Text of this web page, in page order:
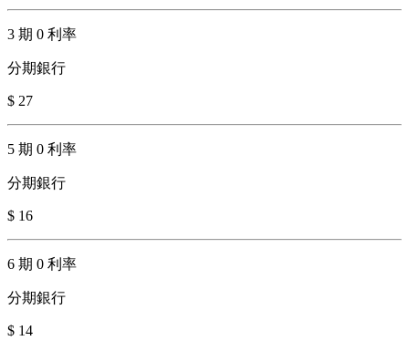
3 期 0 利率
分期銀行
$ 27
5 期 0 利率
分期銀行
$ 16
6 期 0 利率
分期銀行
$ 14